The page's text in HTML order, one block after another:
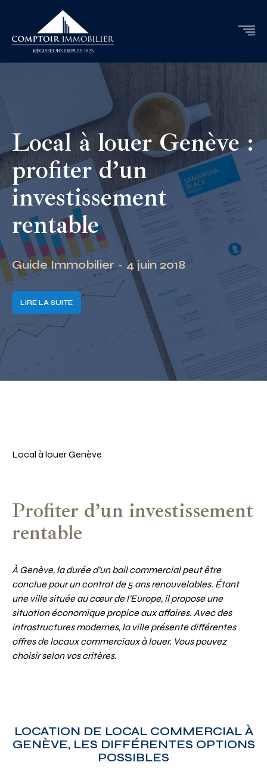
Local à louer Genève :
profiter d’un
investissement
rentable
Guide Immobilier - 4 juin 2018
LIRE LA SUITE
Local à louer Genève
Profiter d’un investissement
rentable
À Genève, la durée d’un bail commercial peut être
conclue pour un contrat de 5 ans renouvelables. Étant
une ville située au cœur de l’Europe, il propose une
situation économique propice aux affaires. Avec des
infrastructures modernes, la ville présente différentes
offres de locaux commerciaux à louer. Vous pouvez
choisir selon vos critères.
LOCATION DE LOCAL COMMERCIAL À
GENÈVE, LES DIFFÉRENTES OPTIONS
POSSIBLES